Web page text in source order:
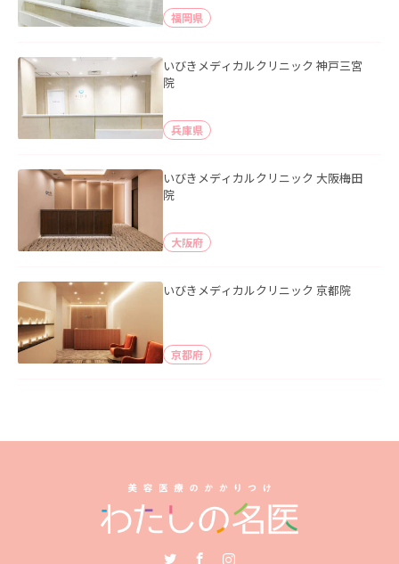
福岡県
いびきメディカルクリニック 神戸三宮
院
兵庫県
いびきメディカルクリニック 大阪梅田
院
大阪府
いびきメディカルクリニック 京都院
京都府